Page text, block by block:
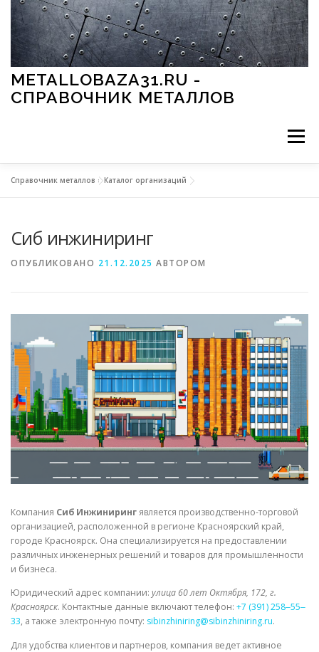
Перейти к содержимому
METALLOBAZA31.RU -
СПРАВОЧНИК МЕТАЛЛОВ
Меню
МЕТАЛЛЫ И ОКРУЖАЮЩАЯ СРЕДА
СВОЙСТВА МЕТАЛЛОВ СОРТА МЕТАЛЛОВ
СТАТЬИ
Справочник металлов »Каталог организаций
Сиб инжиниринг
ОПУБЛИКОВАНО 21.12.2025 АВТОРОМ
Компания Сиб Инжиниринг является производственно-торговой
организацией, расположенной в регионе Красноярский край,
городе Красноярск. Она специализируется на предоставлении
различных инженерных решений и товаров для промышленности
и бизнеса.
Юридический адрес компании: улица 60 лет Октября, 172, г.
Красноярск. Контактные данные включают телефон: +7 (391) 258‒55‒
33, а также электронную почту: sibinzhiniring@sibinzhiniring.ru.
Для удобства клиентов и партнеров, компания ведет активное